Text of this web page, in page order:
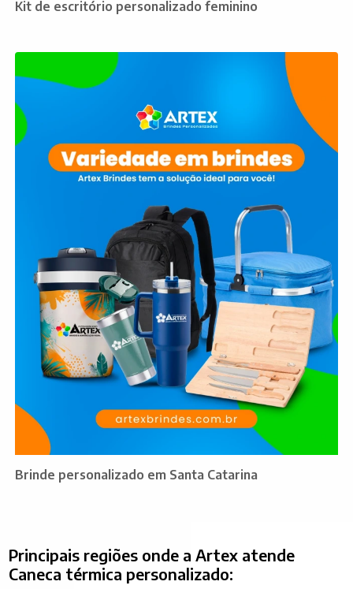
Kit de escritório personalizado feminino
Brinde personalizado em Santa Catarina
Principais regiões onde a Artex atende
Caneca térmica personalizado: